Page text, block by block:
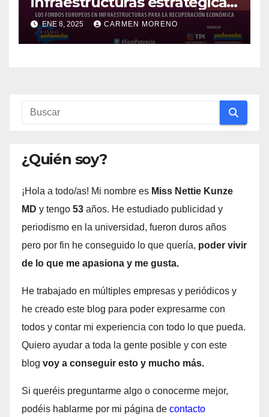
en Fuengirola superan los 20
millones de euros
ENE 8, 2025 CARMEN MORENO
¿Quién soy?
¡Hola a todo/as! Mi nombre es Miss Nettie Kunze
MD y tengo 53 años. He estudiado publicidad y
periodismo en la universidad, fueron duros años
pero por fin he conseguido lo que quería, poder vivir
de lo que me apasiona y me gusta.
He trabajado en múltiples empresas y periódicos y
he creado este blog para poder expresarme con
todos y contar mi experiencia con todo lo que pueda.
Quiero ayudar a toda la gente posible y con este
blog voy a conseguir esto y mucho más.
Si queréis preguntarme algo o conocerme mejor,
podéis hablarme por mi página de contacto